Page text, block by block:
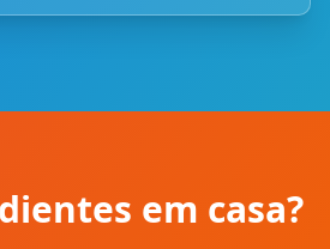
em casa?